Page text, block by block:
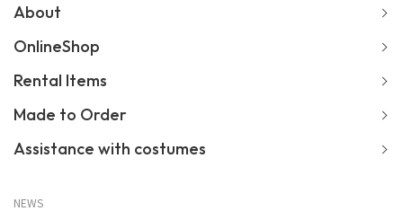
About
OnlineShop
Rental Items
Made to Order
Assistance with costumes
NEWS